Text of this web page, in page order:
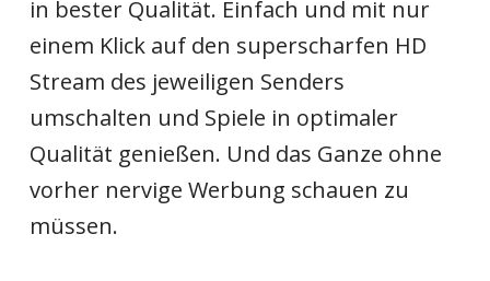
in bester Qualität. Einfach und mit nur
einem Klick auf den superscharfen HD
Stream des jeweiligen Senders
umschalten und Spiele in optimaler
Qualität genießen. Und das Ganze ohne
vorher nervige Werbung schauen zu
müssen.